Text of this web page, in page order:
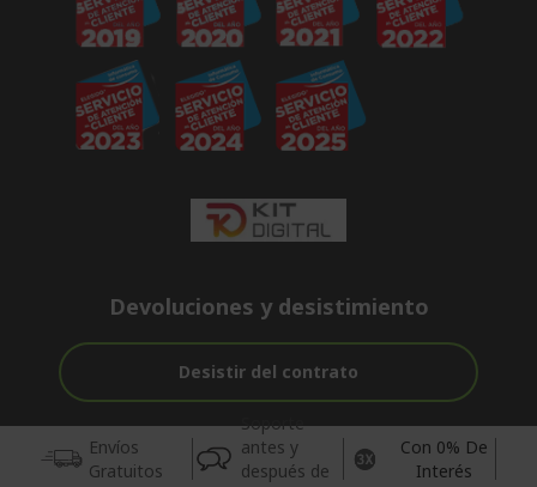
Devoluciones y desistimiento
Desistir del contrato
Envíos
Gratuitos
Soporte
antes y
después de
Con 0% De
Interés